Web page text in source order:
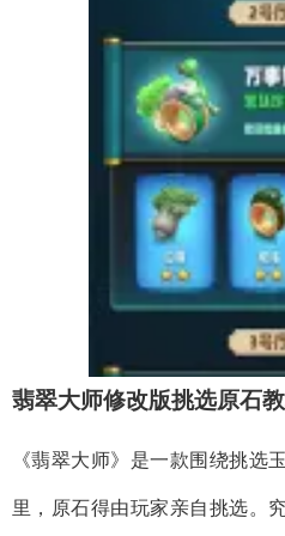
翡翠大师修改版挑选原石
《翡翠大师》是一款围绕挑选
里，原石得由玩家亲自挑选。